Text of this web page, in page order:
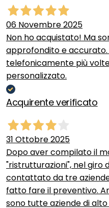
06 Novembre 2025
Non ho acquistato! Ma
approfondito e
telefonicamente più
personalizzato.
Acquirente verificato
31 Ottobre 2025
Dopo aver compilato il
"ristrutturazioni", nel giro
contattato da tre
fatto fare il preventivo.
sono tutte aziende di alto